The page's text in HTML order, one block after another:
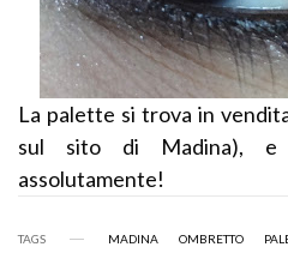
La palette si trova in
sul sito di Madina), e
assolutamente!
TAGS MADINA OMBRETTO